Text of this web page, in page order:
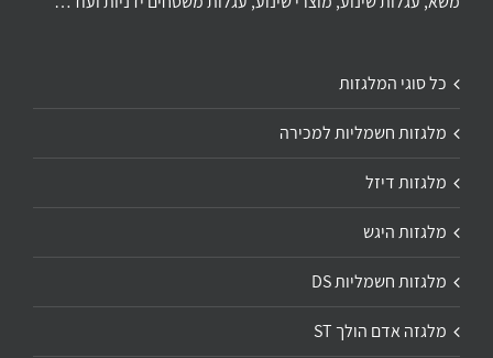
כל סוגי המלגזות
מלגזות חשמליות למכירה
מלגזות דיזל
מלגזות היגש
מלגזות חשמליות DS
מלגזה אדם הולך ST